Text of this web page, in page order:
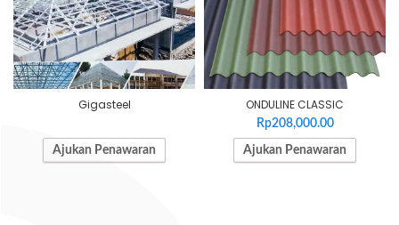
Gigasteel
Ajukan Penawaran
ONDULINE CLASSIC
Rp208,000.00
Ajukan Penawaran